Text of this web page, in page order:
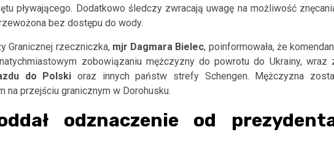
pływającego. Dodatkowo śledczy zwracają uwagę na możliwość
bez dostępu do wody.
Granicznej rzeczniczka, mjr Dagmara Bielec, poinformowała, że
zobowiązaniu mężczyzny do powrotu do Ukrainy, wraz
do Polski oraz innych państw strefy Schengen. Mężczyzna
na przejściu granicznym w Dorohusku.
odznaczenie od